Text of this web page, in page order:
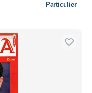
Particulier